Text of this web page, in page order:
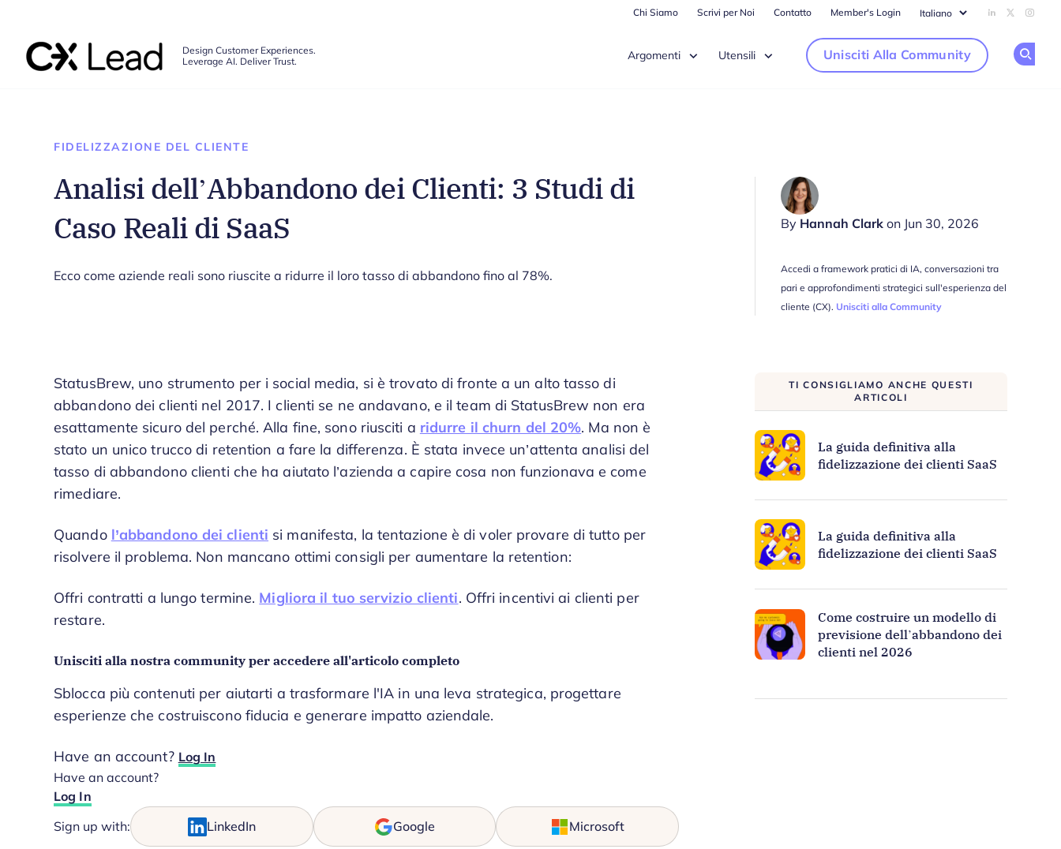
Chi Siamo Scrivi per Noi Contatto Member's Login Add us on
Follow
Design Customer Experiences.
Leverage AI. Deliver Trust.
Argomenti Utensili Unisciti Alla Community
FIDELIZZAZIONE DEL CLIENTE
Analisi dell’Abbandono dei Clienti: 3 Studi di
Caso Reali di SaaS
By Hannah Clark on Jun 30, 2026
Accedi a framework pratici di IA, conversazioni tra
pari e approfondimenti strategici sull'esperienza del
cliente (CX). Unisciti alla Community
Ecco come aziende reali sono riuscite a ridurre il loro tasso di abbandono fino al 78%.
StatusBrew, uno strumento per i social media, si è trovato di fronte a un alto tasso di
abbandono dei clienti nel 2017. I clienti se ne andavano, e il team di StatusBrew non era
esattamente sicuro del perché. Alla fine, sono riusciti a ridurre il churn del 20%. Ma non è
stato un unico trucco di retention a fare la differenza. È stata invece un’attenta analisi del
tasso di abbandono clienti che ha aiutato l’azienda a capire cosa non funzionava e come
rimediare.
Quando l’abbandono dei clienti si manifesta, la tentazione è di voler provare di tutto per
risolvere il problema. Non mancano ottimi consigli per aumentare la retention:
Offri contratti a lungo termine. Migliora il tuo servizio clienti. Offri incentivi ai clienti per
restare.
Unisciti alla nostra community per accedere all'articolo completo
Sblocca più contenuti per aiutarti a trasformare l'IA in una leva strategica, progettare
esperienze che costruiscono fiducia e generare impatto aziendale.
Have an account? Log In
Have an account?
Log In
Sign up with: LinkedIn Google Microsoft
TI CONSIGLIAMO ANCHE QUESTI
ARTICOLI
La guida definitiva alla
fidelizzazione dei clienti SaaS
La guida definitiva alla
fidelizzazione dei clienti SaaS
Come costruire un modello di
previsione dell’abbandono dei
clienti nel 2026